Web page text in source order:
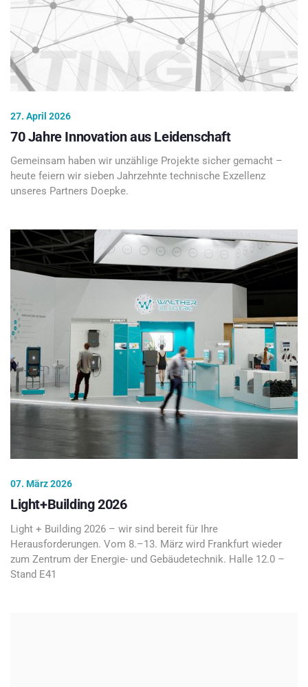
27. April 2026
70 Jahre Innovation aus Leidenschaft
Gemeinsam haben wir unzählige Projekte sicher gemacht –
heute feiern wir sieben Jahrzehnte technische Exzellenz
unseres Partners Doepke.
07. März 2026
Light+Building 2026
Light + Building 2026 – wir sind bereit für Ihre
Herausforderungen. Vom 8.–13. März wird Frankfurt wieder
zum Zentrum der Energie- und Gebäudetechnik. Halle 12.0 –
Stand E41